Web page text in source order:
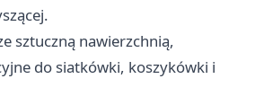
sztuczną nawierzchnią,
do siatkówki, koszykówki i